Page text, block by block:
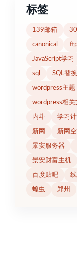
标签
139邮箱
canonical
JavaScript学习
sql SQL替
wordpress主题
wordpress相关
内斗 学习计
新网 新网空
景安服务器
景安财富主机
百度贴吧
蝗虫 郑州